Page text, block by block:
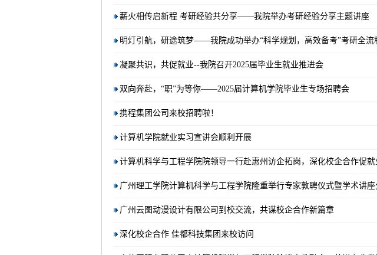
薪火相传启新程 考研经验共分享——我院举办考研经验分享主题讲座
明灯引航，研途筑梦——我院成功举办“科学规划，高效备考”考研全流
凝聚共识，共促就业--我院召开2025届毕业生就业推进会
双向奔赴，“职”为等你——2025届计算机学院毕业生专场招聘会
携程集团公司来校招聘啦！
计算机学院就业实习宣讲会顺利开展
计算机科学与工程学院院领导一行赴惠州访企拓岗，深化校企合作促就
广州理工学院计算机科学与工程学院隆重举行专家敦聘仪式暨学术讲
广州云图动漫设计有限公司到校交流，共谋校企合作新篇章
深化校企合作 佳都科技集团来校访问